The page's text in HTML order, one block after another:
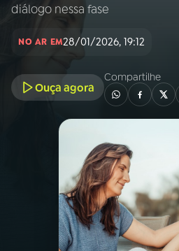
PROGRAMAÇÃO
PROGRAMAS
PODCASTS
diálogo nessa fase
NO AR EM28/01/2026, 19:12
Ouça agora
Compartilhe